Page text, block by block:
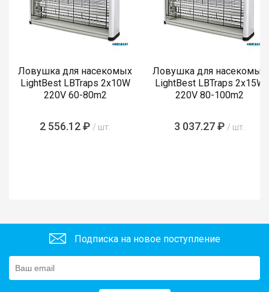
Ловушка для насекомых
LightBest LBTraps 2x10W
220V 60-80m2
2 556.12 ₽ / шт.
Ловушка для насекомых
LightBest LBTraps 2x15W
220V 80-100m2
3 037.27 ₽ / шт.
Подписка на новое поступление